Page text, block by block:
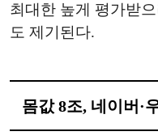
최대한 높게 평가받
도 제기된다.
몸값 8조, 네이버·